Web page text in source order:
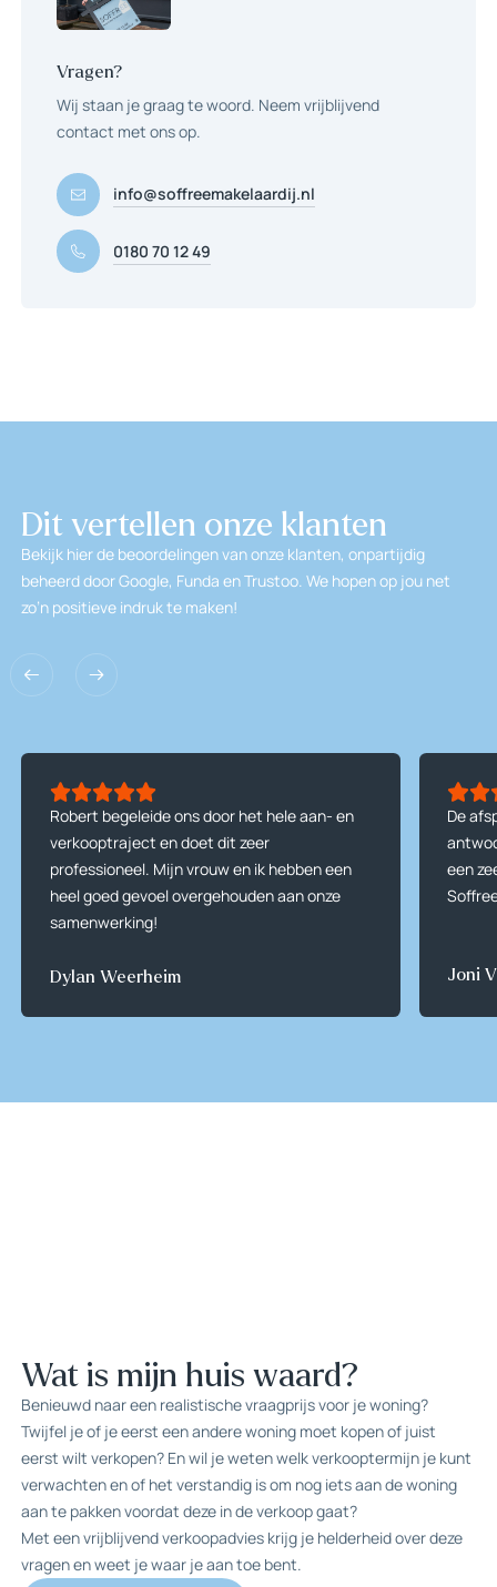
Vragen?
Wij staan je graag te woord. Neem vrijblijvend
contact met ons op.
info@soffreemakelaardij.nl
0180 70 12 49
Dit vertellen onze klanten
Bekijk hier de beoordelingen van onze klanten, onpartijdig
beheerd door Google, Funda en Trustoo. We hopen op jou net
zo’n positieve indruk te maken!
Robert begeleide ons door het hele aan- en
verkooptraject en doet dit zeer
professioneel. Mijn vrouw en ik hebben een
heel goed gevoel overgehouden aan onze
samenwerking!
Dylan Weerheim
De
een
Joni
Wat is mijn huis waard?
Benieuwd naar een realistische vraagprijs voor je woning?
Twijfel je of je eerst een andere woning moet kopen of juist
eerst wilt verkopen? En wil je weten welk verkooptermijn je kunt
verwachten en of het verstandig is om nog iets aan de woning
aan te pakken voordat deze in de verkoop gaat?
Met een vrijblijvend verkoopadvies krijg je helderheid over deze
vragen en weet je waar je aan toe bent.